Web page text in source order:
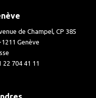
de Champel, CP 385
1211 Genève
22 704 41 11